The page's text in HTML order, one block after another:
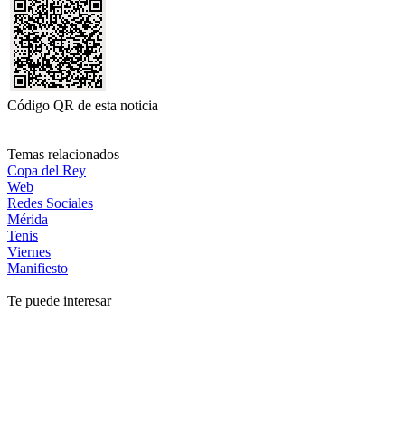
Código QR de esta noticia
Temas relacionados
Copa del Rey
Web
Redes Sociales
Mérida
Tenis
Viernes
Manifiesto
Te puede interesar